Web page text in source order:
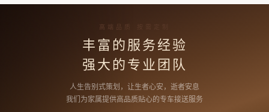
高端品质 按需定制
丰富的服务经验
强大的专业团队
人生告别式策划，让生者心安，逝者安息
我们为家属提供高品质贴心的专车接送服务